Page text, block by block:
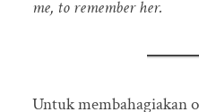
me, to remember her.
Untuk membahagiakan